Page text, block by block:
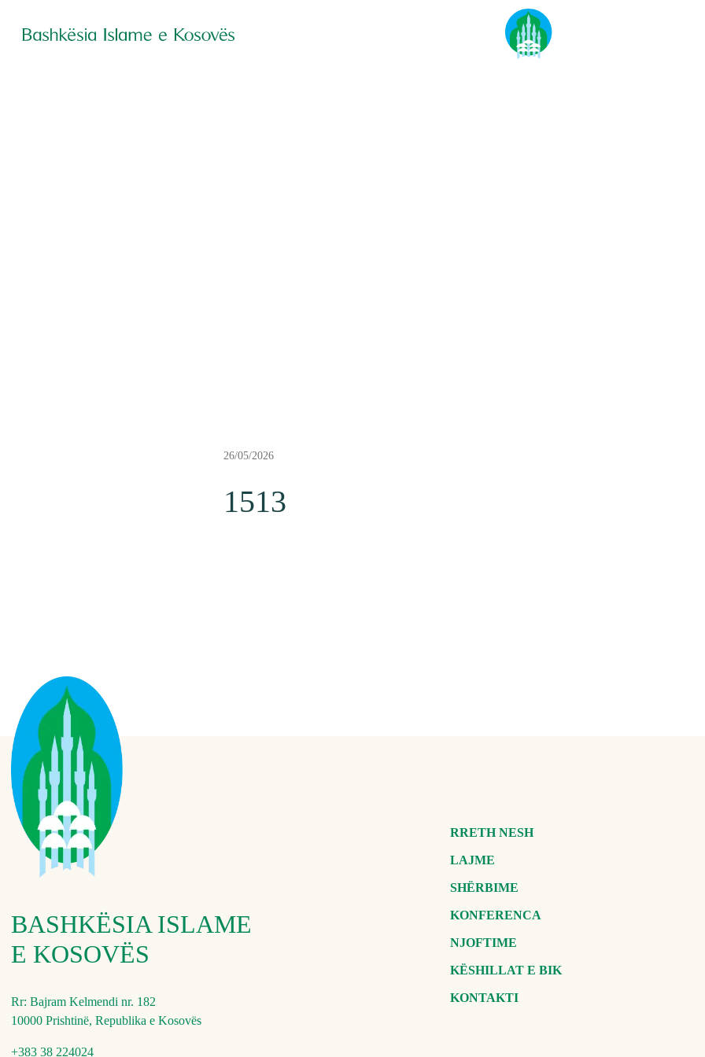
26/05/2026
1513
BASHKËSIA ISLAME
E KOSOVËS
Rr: Bajram Kelmendi nr. 182
10000 Prishtinë, Republika e Kosovës
+383 38 224024
RRETH NESH
LAJME
SHËRBIME
KONFERENCA
NJOFTIME
KËSHILLAT E BIK
KONTAKTI